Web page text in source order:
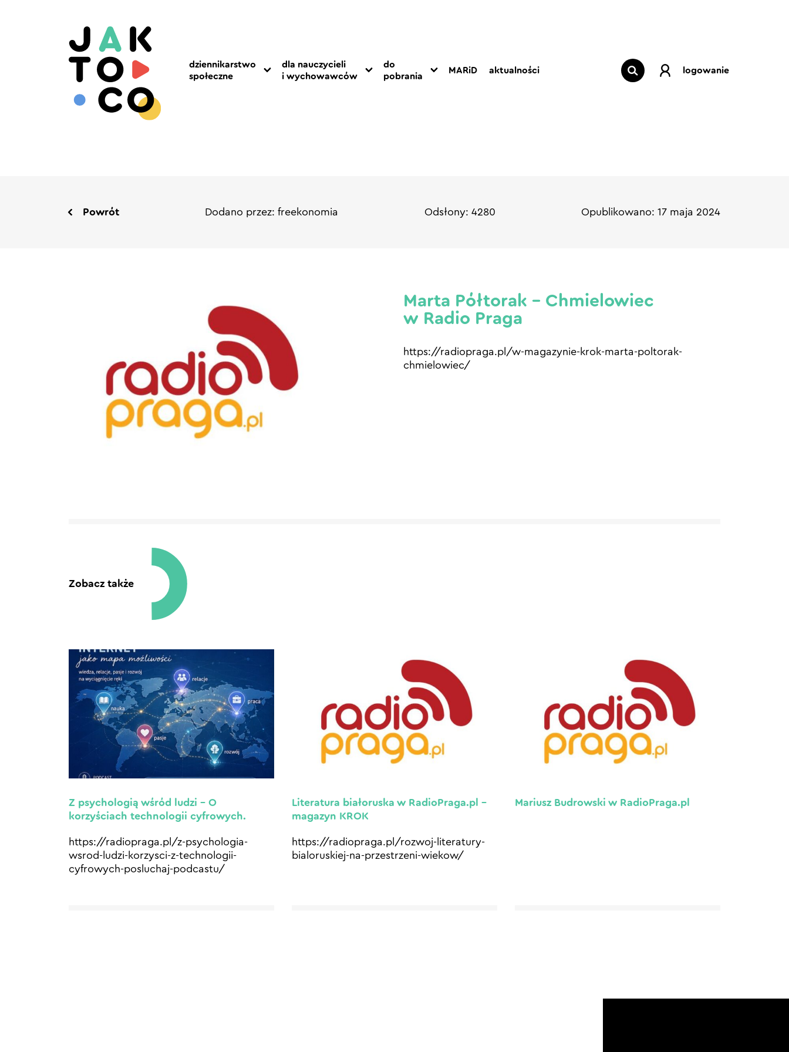
dziennikarstwo
społeczne
dla nauczycieli
i wychowawców
do
pobrania
MARiD aktualności logowanie
Powrót Dodano przez: freekonomia Odsłony: 4280 Opublikowano: 17 maja 2024
Marta Półtorak – Chmielowiec
w Radio Praga
https://radiopraga.pl/w-magazynie-krok-marta-poltorak-
chmielowiec/
Zobacz także
Z psychologią wśród ludzi – O
korzyściach technologii cyfrowych.
https://radiopraga.pl/z-psychologia-
wsrod-ludzi-korzysci-z-technologii-
cyfrowych-posluchaj-podcastu/
Literatura białoruska w RadioPraga.pl –
magazyn KROK
https://radiopraga.pl/rozwoj-literatury-
bialoruskiej-na-przestrzeni-wiekow/
Mariusz Budrowski w RadioPraga.pl